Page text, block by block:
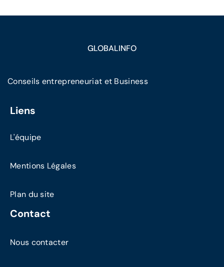
GLOBALINFO
Conseils entrepreneuriat et Business
Liens
L'équipe
Mentions Légales
Plan du site
Contact
Nous contacter